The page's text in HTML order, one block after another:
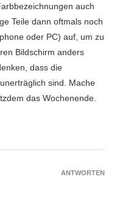
auch
Teile dann oftmals noch
oder PC) auf, um zu
Bildschirm anders
dass die
sind. Mache
das Wochenende.
ANTWORTEN